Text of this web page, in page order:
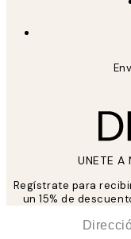
UNETE A
Regístrate para
un 15% de